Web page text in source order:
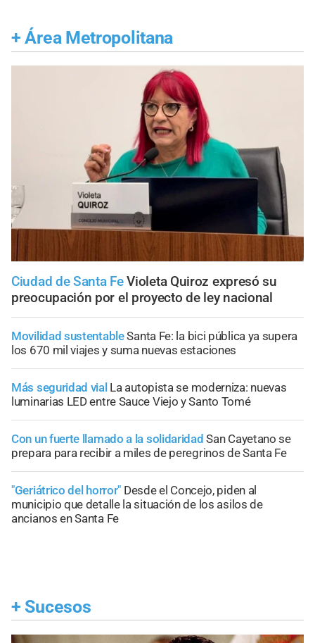
+ Área Metropolitana
Ciudad de Santa Fe Violeta Quiroz expresó su
preocupación por el proyecto de ley nacional
Movilidad sustentableSanta Fe: la bici pública ya supera
los 670 mil viajes y suma nuevas estaciones
Más seguridad vial La autopista se moderniza: nuevas
luminarias LED entre Sauce Viejo y Santo Tomé
Con un fuerte llamado a la solidaridad San Cayetano se
prepara para recibir a miles de peregrinos de Santa Fe
"Geriátrico del horror" Desde el Concejo, piden al
municipio que detalle la situación de los asilos de
ancianos en Santa Fe
+ Sucesos